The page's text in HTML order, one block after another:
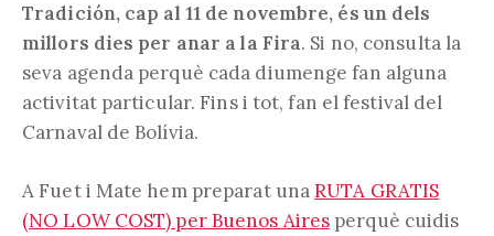
Tradición, cap al 11 de novembre, és un dels
millors dies per anar a la Fira. Si no, consulta la
seva agenda perquè cada diumenge fan alguna
activitat particular. Fins i tot, fan el festival del
Carnaval de Bolívia.
A Fuet i Mate hem preparat unaRUTA GRATIS
(NO LOW COST) per Buenos Aires perquè cuidis